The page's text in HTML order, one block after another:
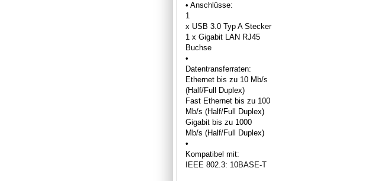
• Anschlüsse:
1
x USB 3.0 Typ A Stecker
1 x Gigabit LAN RJ45
Buchse
•
Datentransferraten:
Ethernet bis zu 10 Mb/s
(Half/Full Duplex)
Fast Ethernet bis zu 100
Mb/s (Half/Full Duplex)
Gigabit bis zu 1000
Mb/s (Half/Full Duplex)
•
Kompatibel mit:
IEEE 802.3: 10BASE-T